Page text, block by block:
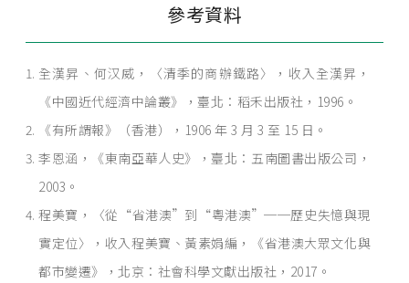
參考資料
全漢昇、何汉威，〈清季的商辦鐵路〉，收入全漢昇，
《中國近代經濟中論叢》，臺北：稻禾出版社，1996。
《有所謂報》（香港），1906 年 3 月 3 至 15 日。
李恩涵，《東南亞華人史》，臺北：五南圖書出版公司，
2003。
程美寶，〈從“省港澳”到“粵港澳”──歷史失憶與現
實定位〉，收入程美寶、黃素娟編，《省港澳大眾文化與
都市變遷》，北京：社會科學文獻出版社，2017。